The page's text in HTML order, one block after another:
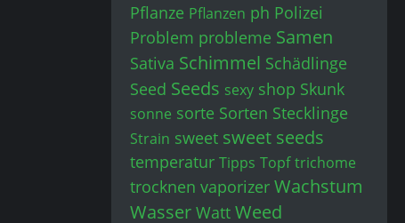
Pflanze Pflanzen ph Polizei
Problem probleme Samen
Sativa Schimmel Schädlinge
Seed Seeds sexy shop Skunk
sonne sorte Sorten Stecklinge
Strain sweet sweet seeds
temperatur Tipps Topf trichome
trocknen vaporizer Wachstum
Wasser Watt Weed